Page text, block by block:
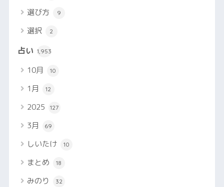
選び方 9
選択 2
占い 1,953
10月 10
1月 12
2025 127
3月 69
しいたけ 10
まとめ 18
みのり 32